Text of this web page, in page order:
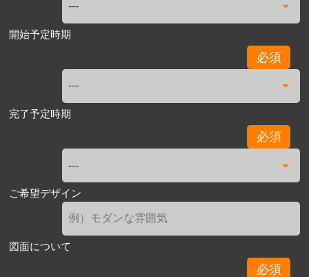
開始予定時期
必須
完了予定時期
必須
ご希望デザイン
図面について
必須